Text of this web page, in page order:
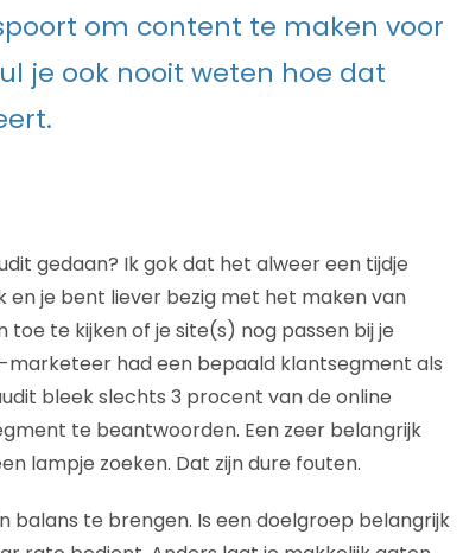
om content te maken voor
je ook nooit weten hoe dat
gedaan? Ik gok dat het alweer een tijdje
en je bent liever bezig met het maken van
te kijken of je site(s) nog passen bij je
had een bepaald klantsegment als
bleek slechts 3 procent van de online
te beantwoorden. Een zeer belangrijk
lampje zoeken. Dat zijn dure fouten.
balans te brengen. Is een doelgroep belangrijk